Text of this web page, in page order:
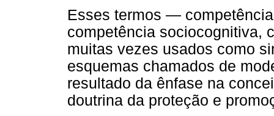
Esses termos —
competência sociocognitiva,
muitas vezes usados como
esquemas chamados de
resultado da ênfase na
doutrina da proteção e